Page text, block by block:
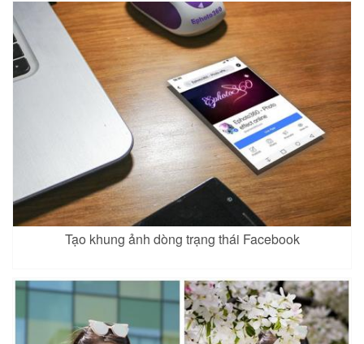
Tạo khung ảnh dòng trạng thái Facebook